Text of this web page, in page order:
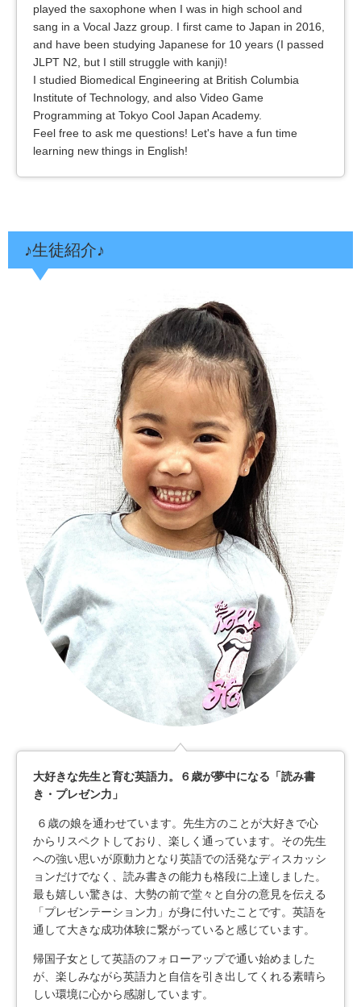
played the saxophone when I was in high school and
sang in a Vocal Jazz group. I first came to Japan in 2016,
and have been studying Japanese for 10 years (I passed
JLPT N2, but I still struggle with kanji)!
I studied Biomedical Engineering at British Columbia
Institute of Technology, and also Video Game
Programming at Tokyo Cool Japan Academy.
Feel free to ask me questions! Let's have a fun time
learning new things in English!
♪生徒紹介♪
大好きな先生と育む英語力。６歳が夢中になる「読み書
き・プレゼン力」
６歳の娘を通わせています。先生方のことが大好きで心
からリスペクトしており、楽しく通っています。その先生
への強い思いが原動力となり英語での活発なディスカッシ
ョンだけでなく、読み書きの能力も格段に上達しました。
最も嬉しい驚きは、大勢の前で堂々と自分の意見を伝える
「プレゼンテーション力」が身に付いたことです。英語を
通して大きな成功体験に繋がっていると感じています。
帰国子女として英語のフォローアップで通い始めました
が、楽しみながら英語力と自信を引き出してくれる素晴ら
しい環境に心から感謝しています。